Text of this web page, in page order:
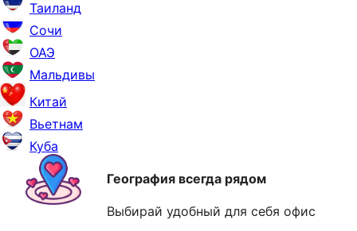
Таиланд
Сочи
ОАЭ
Мальдивы
Китай
Вьетнам
Куба
География всегда рядом
Выбирай удобный для себя офис